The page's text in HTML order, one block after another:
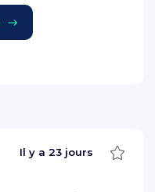
Il y a 23 jours